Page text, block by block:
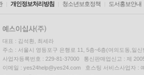
개인정보처리방침 청소년보호정책 도서홍보안내
대표 : 김석환, 최세라
주소 : 서울시 영등포구 은행로 11, 5층~6층(여의도동,일신
사업자등록번호 : 229-81-37000 통신판매업신고 : 제
이메일 : yes24help@yes24.com 호스팅 서비스사업자 :